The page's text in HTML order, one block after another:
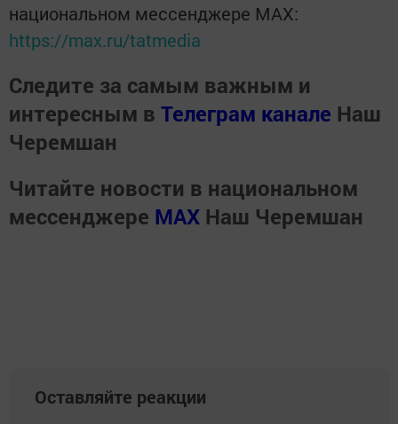
национальном мессенджере MАХ:
https://max.ru/tatmedia
Следите за самым важным и
интересным в Телеграм канале Наш
Черемшан
Читайте новости в национальном
мессенджере MАХ Наш Черемшан
Оставляйте реакции